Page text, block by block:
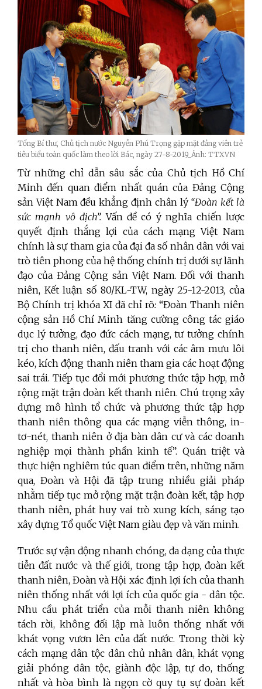
Tổng Bí thư, Chủ tịch nước Nguyễn Phú Trọng gặp mặt đảng viên trẻ
tiêu biểu toàn quốc làm theo lời Bác, ngày 27-8-2019_Ảnh: TTXVN
Từ những chỉ dẫn sâu sắc của Chủ tịch Hồ Chí
Minh đến quan điểm nhất quán của Đảng Cộng
sản Việt Nam đều khẳng định chân lý “Đoàn kết là
sức mạnh vô địch”.Vấn đề có ý nghĩa chiến lược
quyết định thắng lợi của cách mạng Việt Nam
chính là sự tham gia của đại đa số nhân dân với vai
trò tiên phong của hệ thống chính trị dưới sự lãnh
đạo của Đảng Cộng sản Việt Nam. Đối với thanh
niên, Kết luận số 80/KL-TW, ngày 25-12-2013, của
Bộ Chính trị khóa XI đã chỉ rõ: “Đoàn Thanh niên
cộng sản Hồ Chí Minh tăng cường công tác giáo
dục lý tưởng, đạo đức cách mạng, tư tưởng chính
trị cho thanh niên, đấu tranh với các âm mưu lôi
kéo, kích động thanh niên tham gia các hoạt động
sai trái. Tiếp tục đổi mới phương thức tập hợp, mở
rộng mặt trận đoàn kết thanh niên. Chú trọng xây
dựng mô hình tổ chức và phương thức tập hợp
thanh niên thông qua các mạng viễn thông, in-
tơ-nét, thanh niên ở địa bàn dân cư và các doanh
nghiệp mọi thành phần kinh tế”. Quán triệt và
thực hiện nghiêm túc quan điểm trên, những năm
qua, Đoàn và Hội đã tập trung nhiều giải pháp
nhằm tiếp tục mở rộng mặt trận đoàn kết, tập hợp
thanh niên, phát huy vai trò xung kích, sáng tạo
xây dựng Tổ quốc Việt Nam giàu đẹp và văn minh.
Trước sự vận động nhanh chóng, đa dạng của thực
tiễn đất nước và thế giới, trong tập hợp, đoàn kết
thanh niên, Đoàn và Hội xác định lợi ích của thanh
niên thống nhất với lợi ích của quốc gia - dân tộc.
Nhu cầu phát triển của mỗi thanh niên không
tách rời, không đối lập mà luôn thống nhất với
khát vọng vươn lên của đất nước. Trong thời kỳ
cách mạng dân tộc dân chủ nhân dân, khát vọng
giải phóng dân tộc, giành độc lập, tự do, thống
nhất và hòa bình là ngọn cờ quy tụ sự đoàn kết